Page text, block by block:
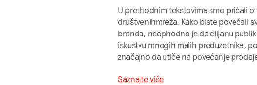
U prethodnim tekstovima smo pričali
društvenihmreža. Kako biste povećali
brenda, neophodno je da ciljanu
iskustvu mnogih malih preduzetnika,
značajno da utiče na povećanje
Saznajte više